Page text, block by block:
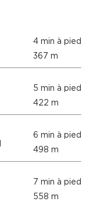
4 min à pied
367 m
5 min à pied
422 m
6 min à pied
498 m
7 min à pied
558 m